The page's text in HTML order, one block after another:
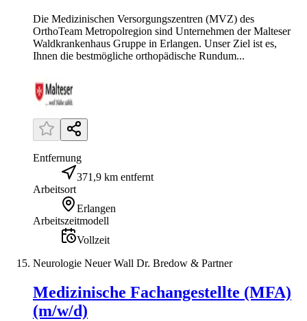
Die Medizinischen Versorgungszentren (MVZ) des
OrthoTeam Metropolregion sind Unternehmen der Malteser
Waldkrankenhaus Gruppe in Erlangen. Unser Ziel ist es,
Ihnen die bestmögliche orthopädische Rundum...
Entfernung
371,9 km entfernt
Arbeitsort
Erlangen
Arbeitszeitmodell
Vollzeit
Neurologie Neuer Wall Dr. Bredow & Partner
Medizinische Fachangestellte (MFA)
(m/w/d)